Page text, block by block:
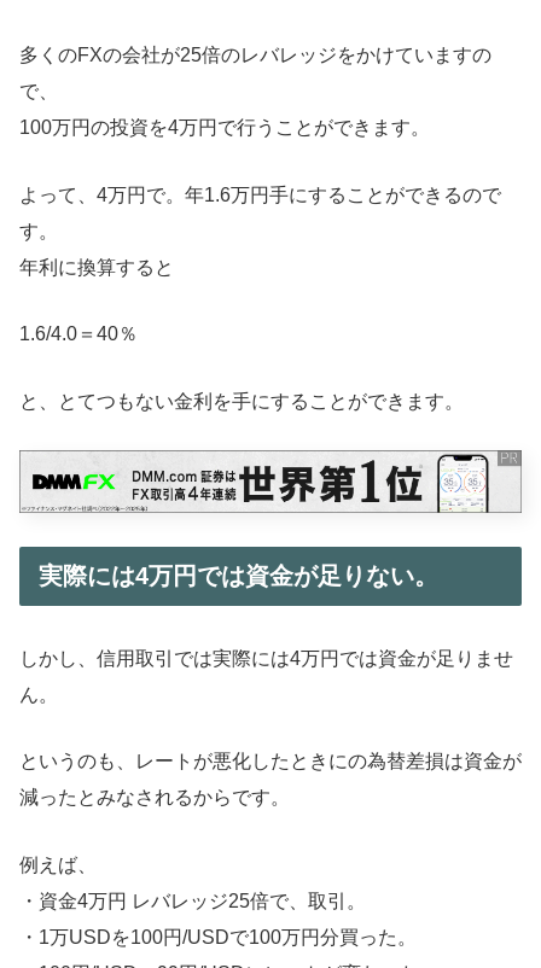
多くのFXの会社が25倍のレバレッジをかけていますの
で、
100万円の投資を4万円で行うことができます。
よって、4万円で。年1.6万円手にすることができるので
す。
年利に換算すると
1.6/4.0＝40％
と、とてつもない金利を手にすることができます。
実際には4万円では資金が足りない。
しかし、信用取引では実際には4万円では資金が足りませ
ん。
というのも、レートが悪化したときにの為替差損は資金が
減ったとみなされるからです。
例えば、
・資金4万円 レバレッジ25倍で、取引。
・1万USDを100円/USDで100万円分買った。